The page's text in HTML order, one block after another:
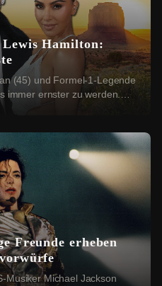
Hamilton:
(45) und Formel-1-Legende
immer ernster zu werden.
Freunde erheben
Musiker Michael Jackson